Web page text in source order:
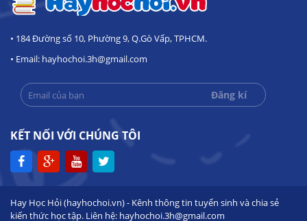
• 184 Đường số 10, Phường 9, Q.Gò Vấp, TPHCM.
• Email: hayhochoi.3h@gmail.com
KẾT NỐI VỚI CHÚNG TÔI
Hay Học Hỏi (hayhochoi.vn) - Kênh thông tin tuyển sinh và chia sẻ
kiến thức học tập. Liên hệ: hayhochoi.3h@gmail.com